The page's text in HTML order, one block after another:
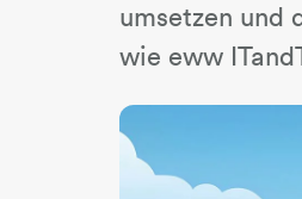
umsetzen und
wie eww